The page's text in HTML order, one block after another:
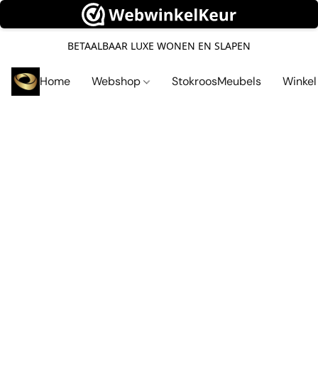
BETAALBAAR LUXE WONEN EN SLAPEN
Home Webshop StokroosMeubels